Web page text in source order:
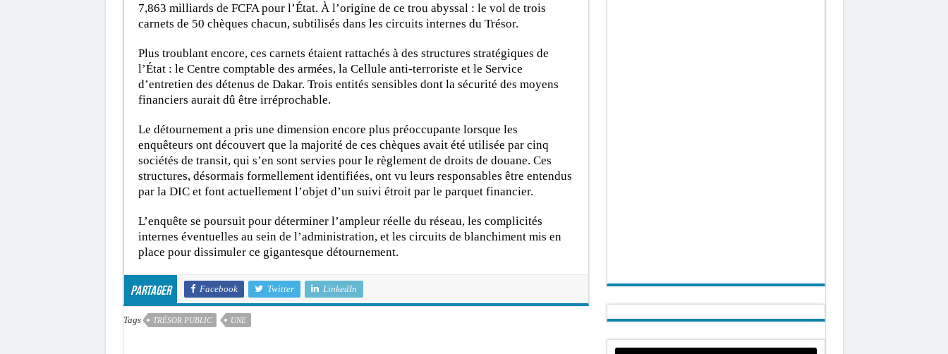
7,863 milliards de FCFA pour l’État. À l’origine de ce trou abyssal : le vol de trois
carnets de 50 chèques chacun, subtilisés dans les circuits internes du Trésor.
Plus troublant encore, ces carnets étaient rattachés à des structures stratégiques de
l’État : le Centre comptable des armées, la Cellule anti-terroriste et le Service
d’entretien des détenus de Dakar. Trois entités sensibles dont la sécurité des moyens
financiers aurait dû être irréprochable.
Le détournement a pris une dimension encore plus préoccupante lorsque les
enquêteurs ont découvert que la majorité de ces chèques avait été utilisée par cinq
sociétés de transit, qui s’en sont servies pour le règlement de droits de douane. Ces
structures, désormais formellement identifiées, ont vu leurs responsables être entendus
par la DIC et font actuellement l’objet d’un suivi étroit par le parquet financier.
L’enquête se poursuit pour déterminer l’ampleur réelle du réseau, les complicités
internes éventuelles au sein de l’administration, et les circuits de blanchiment mis en
place pour dissimuler ce gigantesque détournement.
Partager Facebook Twitter LinkedIn
Tags TRÉSOR PUBLIC UNE